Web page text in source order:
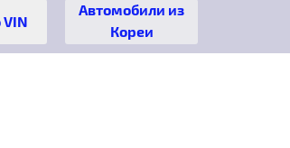
Автомобили из
Кореи